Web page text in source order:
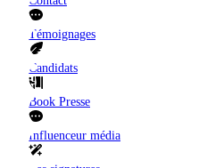
Témoignages
Candidats
Book Presse
Influenceur média